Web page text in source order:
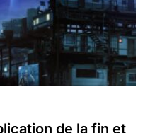
de la fin et